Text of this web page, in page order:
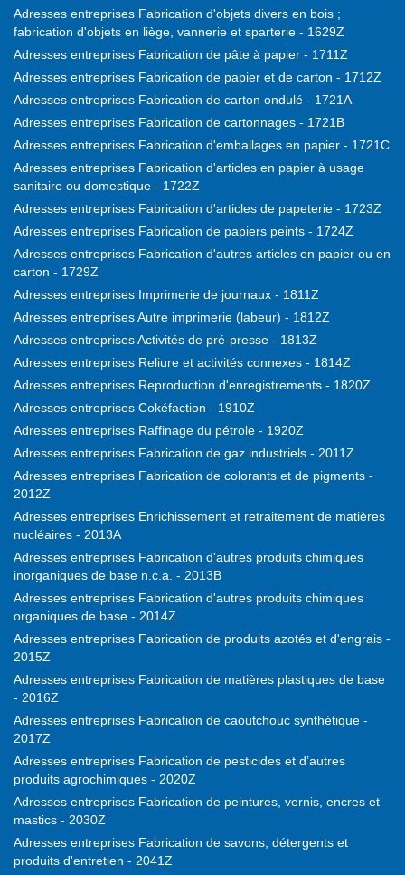
Adresses entreprises Fabrication d'objets divers en bois ;
fabrication d'objets en liège, vannerie et sparterie - 1629Z
Adresses entreprises Fabrication de pâte à papier - 1711Z
Adresses entreprises Fabrication de papier et de carton - 1712Z
Adresses entreprises Fabrication de carton ondulé - 1721A
Adresses entreprises Fabrication de cartonnages - 1721B
Adresses entreprises Fabrication d'emballages en papier - 1721C
Adresses entreprises Fabrication d'articles en papier à usage
sanitaire ou domestique - 1722Z
Adresses entreprises Fabrication d'articles de papeterie - 1723Z
Adresses entreprises Fabrication de papiers peints - 1724Z
Adresses entreprises Fabrication d'autres articles en papier ou en
carton - 1729Z
Adresses entreprises Imprimerie de journaux - 1811Z
Adresses entreprises Autre imprimerie (labeur) - 1812Z
Adresses entreprises Activités de pré-presse - 1813Z
Adresses entreprises Reliure et activités connexes - 1814Z
Adresses entreprises Reproduction d'enregistrements - 1820Z
Adresses entreprises Cokéfaction - 1910Z
Adresses entreprises Raffinage du pétrole - 1920Z
Adresses entreprises Fabrication de gaz industriels - 2011Z
Adresses entreprises Fabrication de colorants et de pigments -
2012Z
Adresses entreprises Enrichissement et retraitement de matières
nucléaires - 2013A
Adresses entreprises Fabrication d'autres produits chimiques
inorganiques de base n.c.a. - 2013B
Adresses entreprises Fabrication d'autres produits chimiques
organiques de base - 2014Z
Adresses entreprises Fabrication de produits azotés et d'engrais -
2015Z
Adresses entreprises Fabrication de matières plastiques de base
- 2016Z
Adresses entreprises Fabrication de caoutchouc synthétique -
2017Z
Adresses entreprises Fabrication de pesticides et d’autres
produits agrochimiques - 2020Z
Adresses entreprises Fabrication de peintures, vernis, encres et
mastics - 2030Z
Adresses entreprises Fabrication de savons, détergents et
produits d'entretien - 2041Z